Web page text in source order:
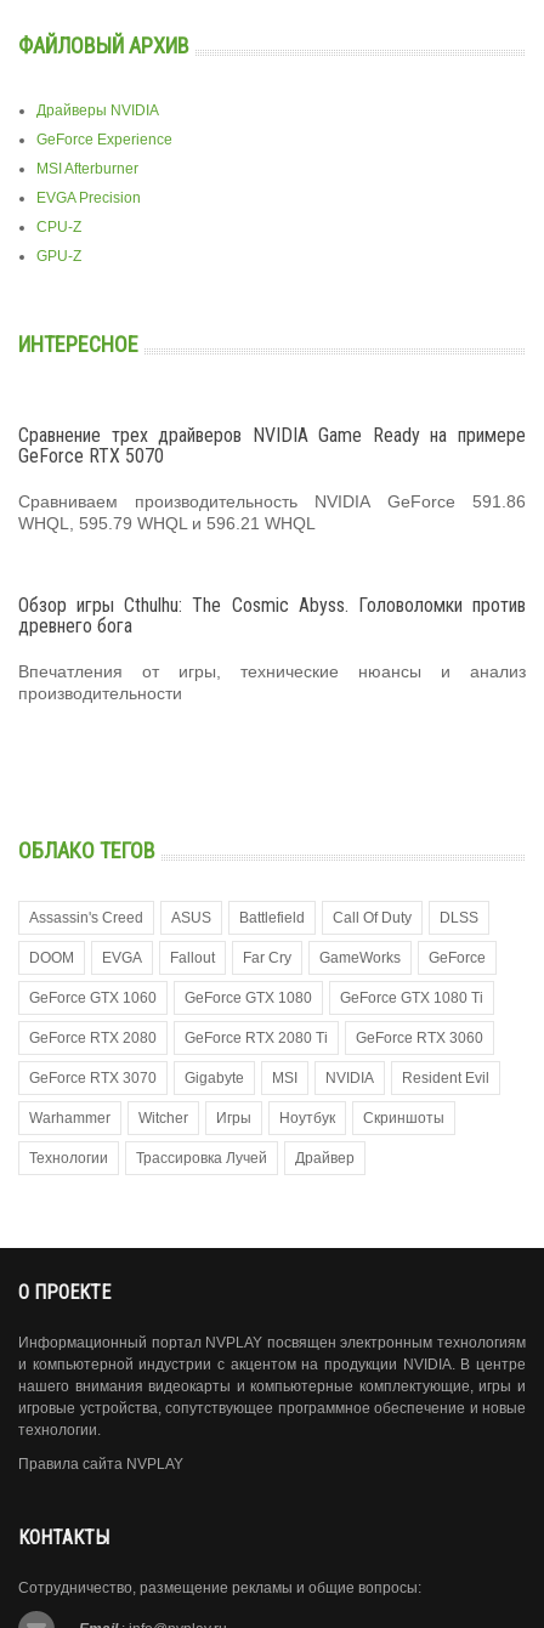
ФАЙЛОВЫЙ АРХИВ
Драйверы NVIDIA
GeForce Experience
MSI Afterburner
EVGA Precision
CPU-Z
GPU-Z
ИНТЕРЕСНОЕ
Сравнение трех драйверов NVIDIA Game Ready на примере
GeForce RTX 5070
Сравниваем производительность NVIDIA GeForce 591.86
WHQL, 595.79 WHQL и 596.21 WHQL
Обзор игры Cthulhu: The Cosmic Abyss. Головоломки против
древнего бога
Впечатления от игры, технические нюансы и анализ
производительности
ОБЛАКО ТЕГОВ
Assassin's Creed ASUS Battlefield Call Of Duty DLSS
DOOM EVGA Fallout Far Cry GameWorks GeForce
GeForce GTX 1060 GeForce GTX 1080 GeForce GTX 1080 Ti
GeForce RTX 2080 GeForce RTX 2080 Ti GeForce RTX 3060
GeForce RTX 3070 Gigabyte MSI NVIDIA Resident Evil
Warhammer Witcher Игры Ноутбук Скриншоты
Технологии Трассировка Лучей Драйвер
О ПРОЕКТЕ
Информационный портал NVPLAY посвящен электронным технологиям
и компьютерной индустрии с акцентом на продукции NVIDIA. В центре
нашего внимания видеокарты и компьютерные комплектующие, игры и
игровые устройства, сопутствующее программное обеспечение и новые
технологии.
Правила сайта NVPLAY
КОНТАКТЫ
Сотрудничество, размещение рекламы и общие вопросы: